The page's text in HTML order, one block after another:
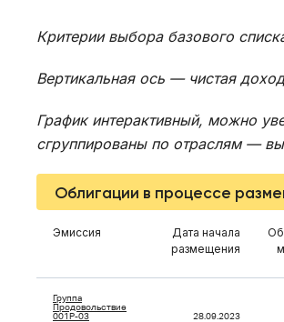
Критерии выбора базового
Вертикальная ось — чистая
График интерактивный, можно
сгруппированы по отраслям —
Облигации в процессе
Эмиссия
Дата начала
размещения
Группа
Продовольствие
001P-03
28.09.2023